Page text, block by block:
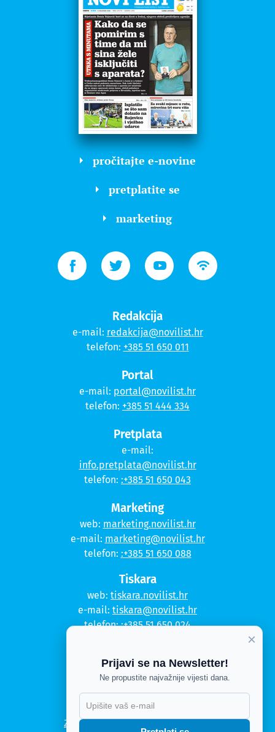
pročitajte e-novine
pretplatite se
marketing
Redakcija
e-mail: redakcija@novilist.hr
telefon: +385 51 650 011
Portal
e-mail: portal@novilist.hr
telefon: +385 51 444 334
Pretplata
e-mail:
info.pretplata@novilist.hr
telefon: :+385 51 650 043
Marketing
web: marketing.novilist.hr
e-mail: marketing@novilist.hr
telefon: :+385 51 650 088
Tiskara
web: tiskara.novilist.hr
e-mail: tiskara@novilist.hr
telefon::+385 51 650 024
Kontakt
Politika privatnosti
Politika kolačića
Zahtjev za pristup informacijama
×
Prijavi se na Newsletter!
Ne propustite najvažnije vijesti dana.